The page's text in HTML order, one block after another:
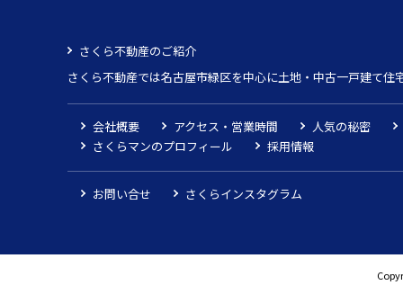
さくら不動産のご紹介
さくら不動産では名古屋市緑区を中心に土地・中古一戸建て
会社概要 アクセス・営業時間
人気の秘密
さくらマンのプロフィール
採用情報
お問い合せ さくらインスタグラム